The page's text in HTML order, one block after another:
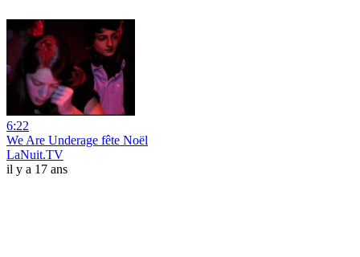
6:22
We Are Underage fête Noël
LaNuit.TV
il y a 17 ans